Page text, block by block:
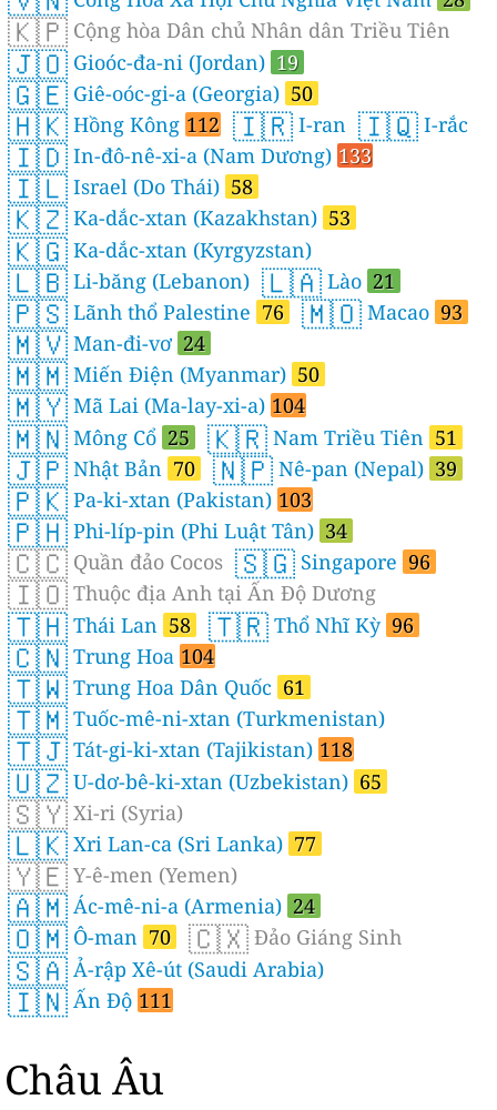
🇰🇵 Cộng hòa Dân chủ Nhân dân Triều Tiên
🇯🇴 Gioóc-đa-ni (Jordan) 19
🇬🇪 Giê-oóc-gi-a (Georgia) 50
🇭🇰 Hồng Kông 112 🇮🇷 I-ran 🇮🇶 I-rắc
🇮🇩 In-đô-nê-xi-a (Nam Dương) 133
🇮🇱 Israel (Do Thái) 58
🇰🇿 Ka-dắc-xtan (Kazakhstan) 53
🇰🇬 Ka-dắc-xtan (Kyrgyzstan)
🇱🇧 Li-băng (Lebanon) 🇱🇦 Lào 21
🇵🇸 Lãnh thổ Palestine 76 🇲🇴 Macao 93
🇲🇻 Man-đi-vơ 24
🇲🇲 Miến Điện (Myanmar) 50
🇲🇾 Mã Lai (Ma-lay-xi-a) 104
🇲🇳 Mông Cổ 25 🇰🇷 Nam Triều Tiên 51
🇯🇵 Nhật Bản 70 🇳🇵 Nê-pan (Nepal) 39
🇵🇰 Pa-ki-xtan (Pakistan) 103
🇵🇭 Phi-líp-pin (Phi Luật Tân) 34
🇨🇨 Quần đảo Cocos 🇸🇬 Singapore 96
🇮🇴 Thuộc địa Anh tại Ấn Độ Dương
🇹🇭 Thái Lan 58 🇹🇷 Thổ Nhĩ Kỳ 96
🇨🇳 Trung Hoa 104
🇹🇼 Trung Hoa Dân Quốc 61
🇹🇲 Tuốc-mê-ni-xtan (Turkmenistan)
🇹🇯 Tát-gi-ki-xtan (Tajikistan) 118
🇺🇿 U-dơ-bê-ki-xtan (Uzbekistan) 65
🇸🇾 Xi-ri (Syria)
🇱🇰 Xri Lan-ca (Sri Lanka) 77
🇾🇪 Y-ê-men (Yemen)
🇦🇲 Ác-mê-ni-a (Armenia) 24
🇴🇲 Ô-man 70 🇨🇽 Đảo Giáng Sinh
🇸🇦 Ả-rập Xê-út (Saudi Arabia)
🇮🇳 Ấn Độ 111
Châu Âu